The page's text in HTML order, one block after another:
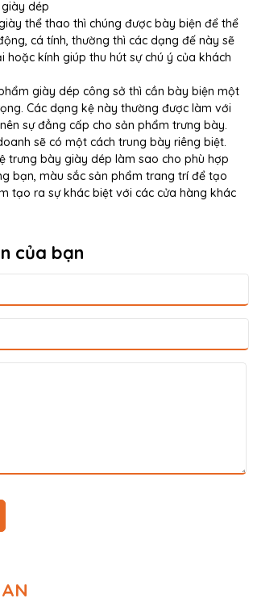
thể thao thì chúng được bày biện để thể
cá tính, thường thì các dạng đế này sẽ
hoặc kính giúp thu hút sự chú ý của khách
giày dép công sở thì cần bày biện một
Các dạng kệ này thường được làm với
sự đẳng cấp cho sản phẩm trưng bày.
sẽ có một cách trung bày riêng biệt.
trưng bày giày dép làm sao cho phù hợp
bạn, màu sắc sản phẩm trang trí để tạo
tạo ra sự khác biệt với các cửa hàng khác
của bạn